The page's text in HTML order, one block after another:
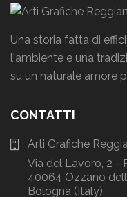
Una storia fatta di
l'ambiente e una
su un naturale amore
CONTATTI
Arti Grafiche
Via del Lavoro, 2 -
40064 Ozzano
Bologna (Italy)